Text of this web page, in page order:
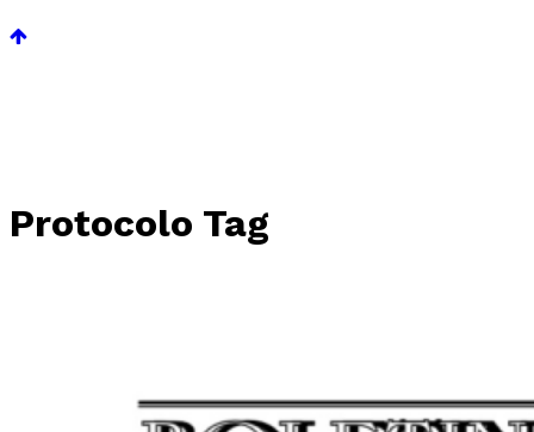
Protocolo Tag